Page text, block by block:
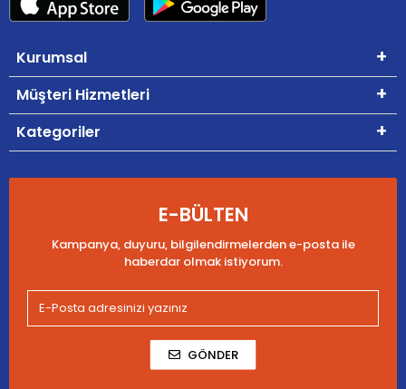
Kurumsal
Müşteri Hizmetleri
Kategoriler
E-BÜLTEN
Kampanya, duyuru, bilgilendirmelerden e-posta ile
haberdar olmak istiyorum.
GÖNDER